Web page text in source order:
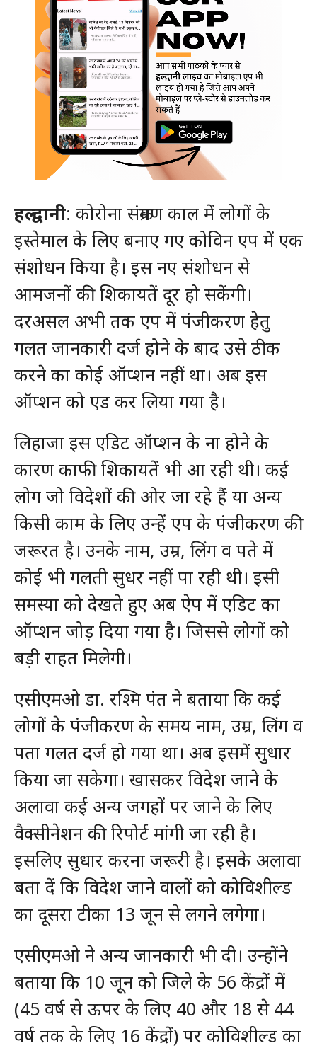
हल्द्वानी: कोरोना संक्रमण काल में लोगों के
इस्तेमाल के लिए बनाए गए कोविन एप में एक
संशोधन किया है। इस नए संशोधन से
आमजनों की शिकायतें दूर हो सकेंगी।
दरअसल अभी तक एप में पंजीकरण हेतु
गलत जानकारी दर्ज होने के बाद उसे ठीक
करने का कोई ऑप्शन नहीं था। अब इस
ऑप्शन को एड कर लिया गया है।
लिहाजा इस एडिट ऑप्शन के ना होने के
कारण काफी शिकायतें भी आ रही थी। कई
लोग जो विदेशों की ओर जा रहे हैं या अन्य
किसी काम के लिए उन्हें एप के पंजीकरण की
जरूरत है। उनके नाम, उम्र, लिंग व पते में
कोई भी गलती सुधर नहीं पा रही थी। इसी
समस्या को देखते हुए अब ऐप में एडिट का
ऑप्शन जोड़ दिया गया है। जिससे लोगों को
बड़ी राहत मिलेगी।
एसीएमओ डा. रश्मि पंत ने बताया कि कई
लोगों के पंजीकरण के समय नाम, उम्र, लिंग व
पता गलत दर्ज हो गया था। अब इसमें सुधार
किया जा सकेगा। खासकर विदेश जाने के
अलावा कई अन्य जगहों पर जाने के लिए
वैक्सीनेशन की रिपोर्ट मांगी जा रही है।
इसलिए सुधार करना जरूरी है। इसके अलावा
बता दें कि विदेश जाने वालों को कोविशील्ड
का दूसरा टीका 13 जून से लगने लगेगा।
एसीएमओ ने अन्य जानकारी भी दी। उन्होंने
बताया कि 10 जून को जिले के 56 केंद्रों में
(45 वर्ष से ऊपर के लिए 40 और 18 से 44
वर्ष तक के लिए 16 केंद्रों) पर कोविशील्ड का